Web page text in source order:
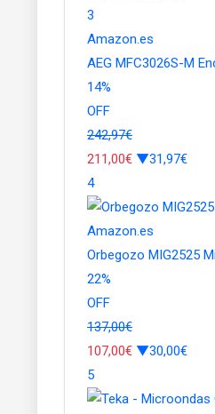
3
Amazon.es
AEG MFC3026S-M
14%
OFF
242,97€
211,00€ ▼31,97€
4
Amazon.es
Orbegozo MIG2525
22%
OFF
137,00€
107,00€ ▼30,00€
5